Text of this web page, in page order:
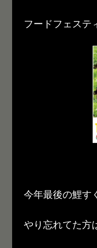
フードフェステ
今年最後の鯉す
やり忘れてた方